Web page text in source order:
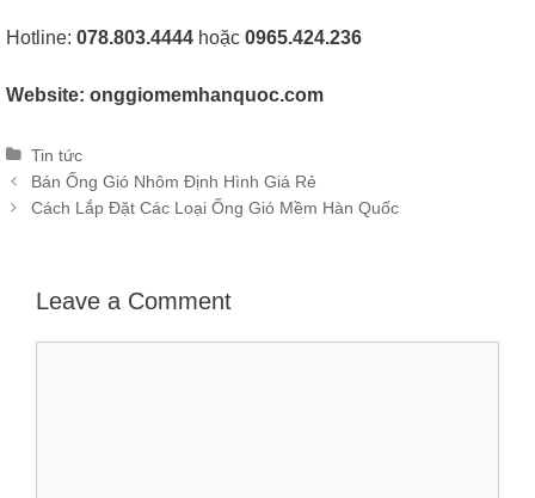
Hotline: 078.803.4444 hoặc 0965.424.236
Website: onggiomemhanquoc.com
Categories
Tin tức
Post
navigation
Bán Ống Gió Nhôm Định Hình Giá Rẻ
Cách Lắp Đặt Các Loại Ống Gió Mềm Hàn Quốc
Leave a Comment